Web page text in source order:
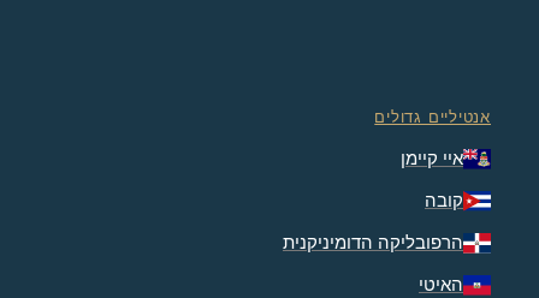
אנטיליים גדולים
איי קיימן
קובה
הרפובליקה הדומיניקנית
האיטי